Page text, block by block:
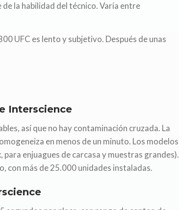
la habilidad del técnico. Varía entre
UFC es lento y subjetivo. Después de unas
Interscience
así que no hay contaminación cruzada. La
en menos de un minuto. Los modelos
enjuagues de carcasa y muestras grandes).
con más de 25.000 unidades instaladas.